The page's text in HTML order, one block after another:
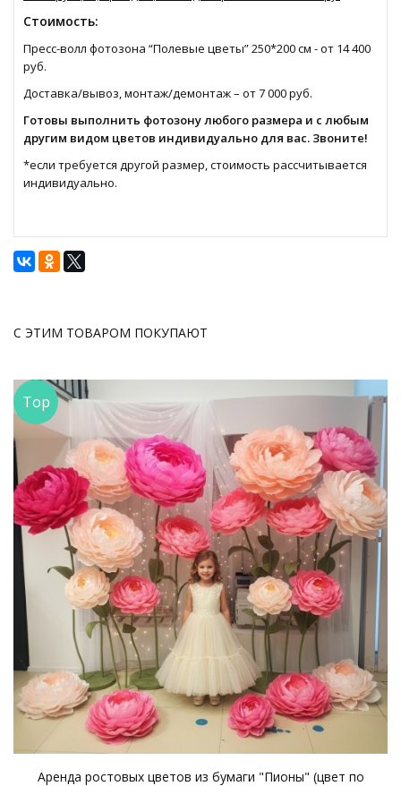
Стоимость:
Пресс-волл фотозона “Полевые цветы” 250*200 см - от 14 400
руб.
Доставка/вывоз, монтаж/демонтаж – от 7 000 руб.
Готовы выполнить фотозону любого размера и с любым
другим видом цветов индивидуально для вас. Звоните!
*если требуется другой размер, стоимость рассчитывается
индивидуально.
С ЭТИМ ТОВАРОМ ПОКУПАЮТ
Top
Аренда ростовых цветов из бумаги "Пионы" (цвет по